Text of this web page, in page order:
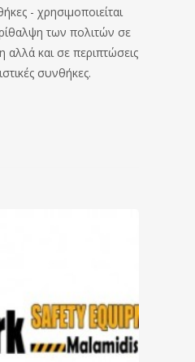
- χρησιμοποιείται
των πολιτών σε
αλλά και σε περιπτώσεις
συνθήκες.